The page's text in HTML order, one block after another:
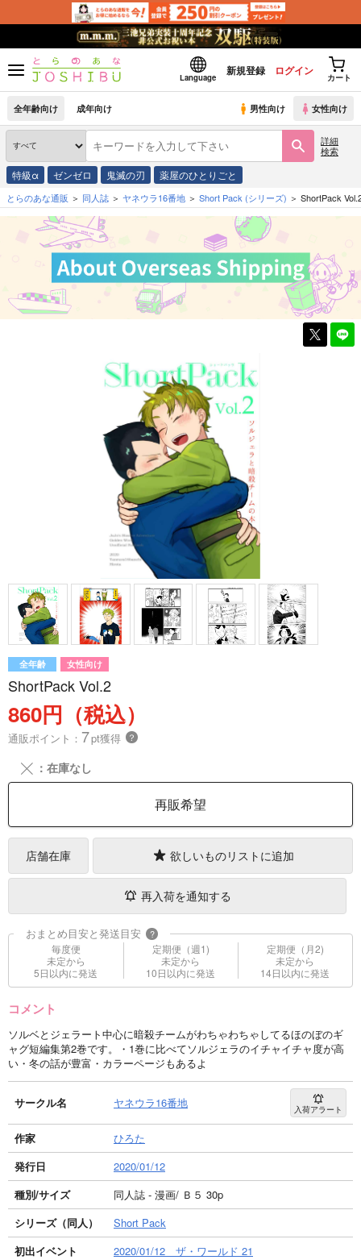
Language
新規登録 ログイン
カート
全年齢向け 成年向け 男性向け 女性向け
詳細
検索
特級α ゼンゼロ 鬼滅の刃 薬屋のひとりごと
とらのあな通販 同人誌 ヤネウラ16番地 Short Pack (シリーズ) ShortPack
全年齢 女性向け
ShortPack Vol.2
860円（税込）
通販ポイント： 7pt獲得 ？
╳ ：在庫なし
再販希望
店舗在庫 欲しいものリストに追加
再入荷を通知する
おまとめ目安と発送目安 ?
毎度便
未定から
5日以内に発送
定期便（週1)
未定から
10日以内に発送
定期便（月2)
未定から
14日以内に発送
コメント
ソルベとジェラート中心に暗殺チームがわちゃわちゃしてるほのぼのギ
ャグ短編集第2巻です。・1巻に比べてソルジェラのイチャイチャ度が高
い・冬の話が豊富・カラーページもあるよ
サークル名 ヤネウラ16番地 入荷アラート
作家
ひろた
発行日
2020/01/12
種別/サイズ
同人誌 - 漫画/ Ｂ５ 30p
シリーズ（同人）
Short Pack
初出イベント
2020/01/12 ザ・ワールド 21